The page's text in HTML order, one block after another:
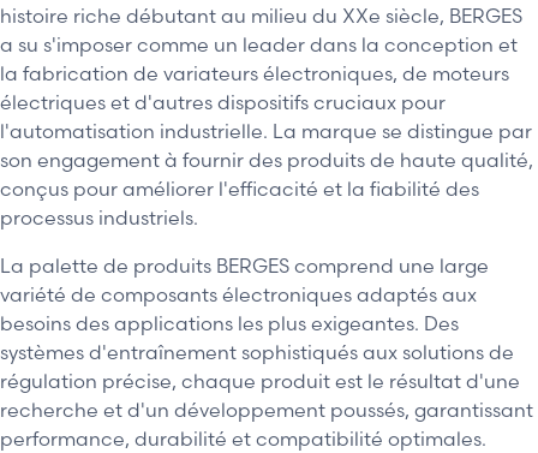
histoire riche débutant au milieu du XXe siècle, BERGES
a su s'imposer comme un leader dans la conception et
la fabrication de variateurs électroniques, de moteurs
électriques et d'autres dispositifs cruciaux pour
l'automatisation industrielle. La marque se distingue par
son engagement à fournir des produits de haute qualité,
conçus pour améliorer l'efficacité et la fiabilité des
processus industriels.
La palette de produits BERGES comprend une large
variété de composants électroniques adaptés aux
besoins des applications les plus exigeantes. Des
systèmes d'entraînement sophistiqués aux solutions de
régulation précise, chaque produit est le résultat d'une
recherche et d'un développement poussés, garantissant
performance, durabilité et compatibilité optimales.